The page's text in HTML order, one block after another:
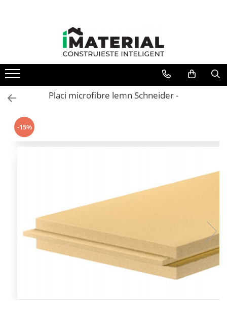
Placi microfibre lemn Schneider -
-15%